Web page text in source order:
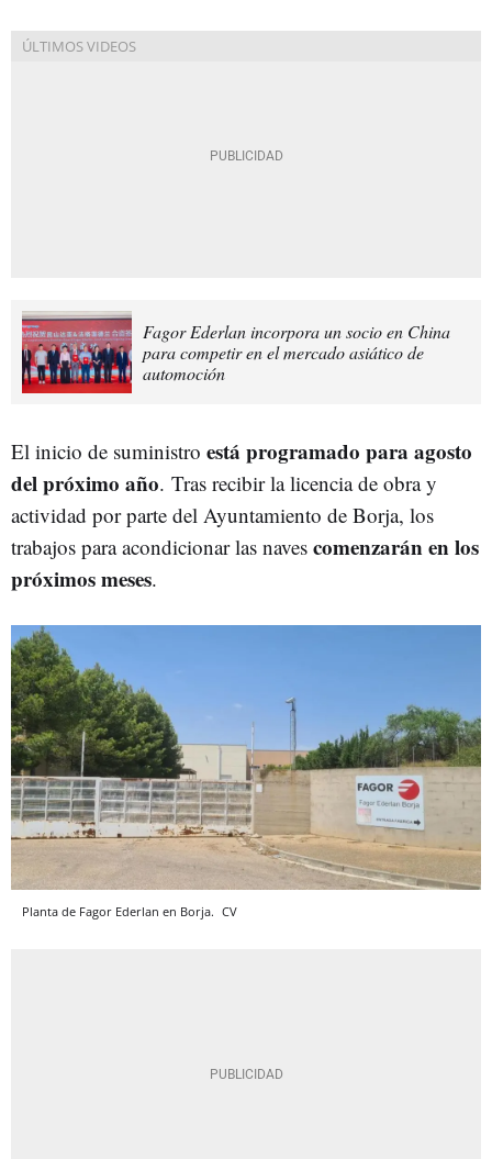
Fagor Ederlan incorpora un socio en China
para competir en el mercado asiático de
automoción
El inicio de suministro está programado para agosto
del próximo año. Tras recibir la licencia de obra y
actividad por parte del Ayuntamiento de Borja, los
trabajos para acondicionar las naves comenzarán en los
próximos meses.
Planta de Fagor Ederlan en Borja. CV